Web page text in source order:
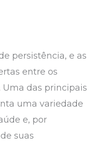
persistência, e as
entre os
das principais
uma variedade
e, por
suas